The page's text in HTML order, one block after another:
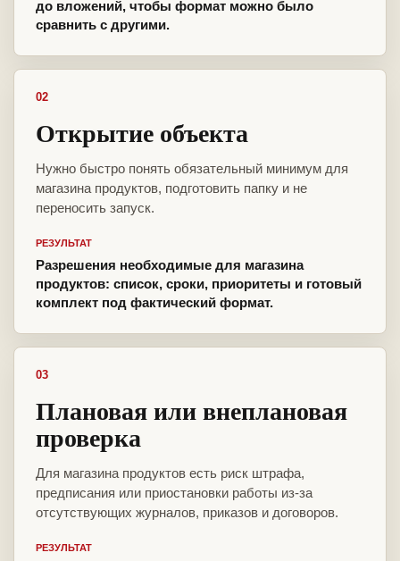
до вложений, чтобы формат можно было
сравнить с другими.
02
Открытие объекта
Нужно быстро понять обязательный минимум для
магазина продуктов, подготовить папку и не
переносить запуск.
РЕЗУЛЬТАТ
Разрешения необходимые для магазина
продуктов: список, сроки, приоритеты и готовый
комплект под фактический формат.
03
Плановая или внеплановая
проверка
Для магазина продуктов есть риск штрафа,
предписания или приостановки работы из-за
отсутствующих журналов, приказов и договоров.
РЕЗУЛЬТАТ